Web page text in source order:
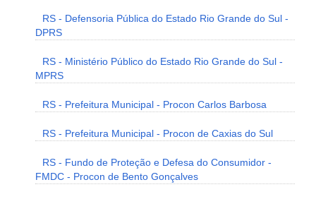
RS - Defensoria Pública do Estado Rio Grande do Sul -
DPRS
RS - Ministério Público do Estado Rio Grande do Sul -
MPRS
RS - Prefeitura Municipal - Procon Carlos Barbosa
RS - Prefeitura Municipal - Procon de Caxias do Sul
RS - Fundo de Proteção e Defesa do Consumidor -
FMDC - Procon de Bento Gonçalves